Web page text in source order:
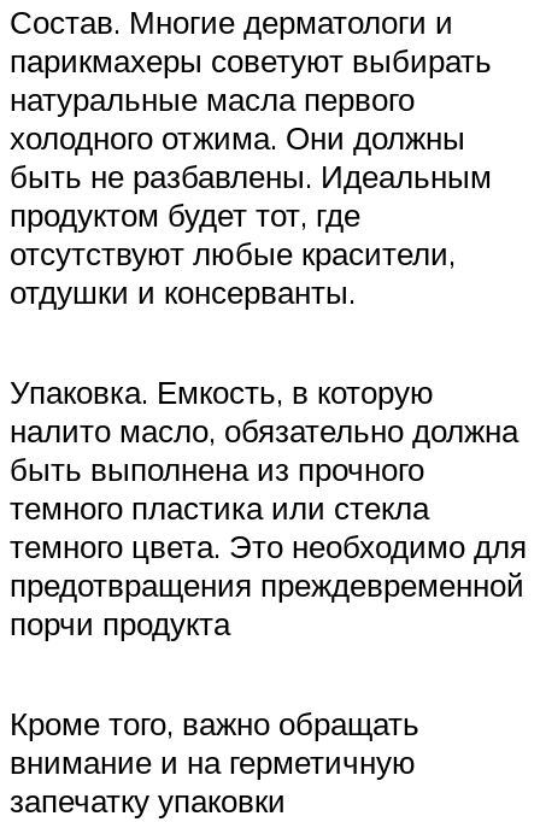
Состав. Многие дерматологи и
парикмахеры советуют выбирать
натуральные масла первого
холодного отжима. Они должны
быть не разбавлены. Идеальным
продуктом будет тот, где
отсутствуют любые красители,
отдушки и консерванты.
Упаковка. Емкость, в которую
налито масло, обязательно должна
быть выполнена из прочного
темного пластика или стекла
темного цвета. Это необходимо для
предотвращения преждевременной
порчи продукта
Кроме того, важно обращать
внимание и на герметичную
запечатку упаковки